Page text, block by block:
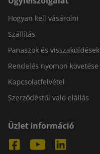
Hogyan kell vásárolni
Szállítás
Panaszok és visszaküldések
Rendelés nyomon követése
Kapcsolatfelvétel
Szerződéstől való elállás
Üzlet információ